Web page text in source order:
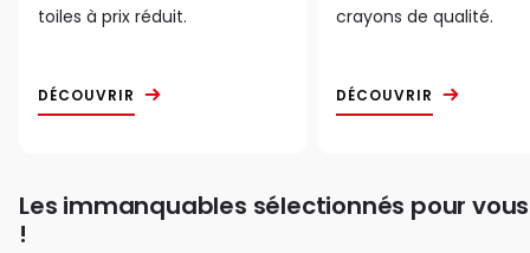
toiles à prix réduit.
DÉCOUVRIR
crayons de qualité.
DÉCOUVRIR
Les immanquables sélectionnés pour vous
!